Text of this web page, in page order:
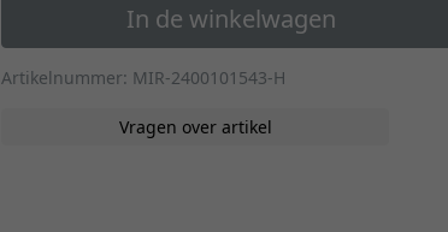
In de winkelwagen
Artikelnummer: MIR-2400101543-H
Vragen over artikel